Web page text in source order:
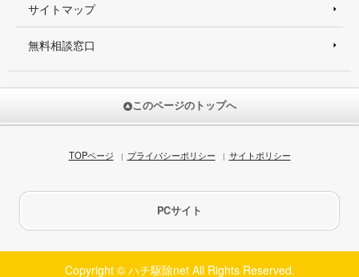
サイトマップ
無料相談窓口
このページのトップへ
TOPページ プライバシーポリシー サイトポリシー
PCサイト
Copyright © ハチ駆除net All Rights Reserved.